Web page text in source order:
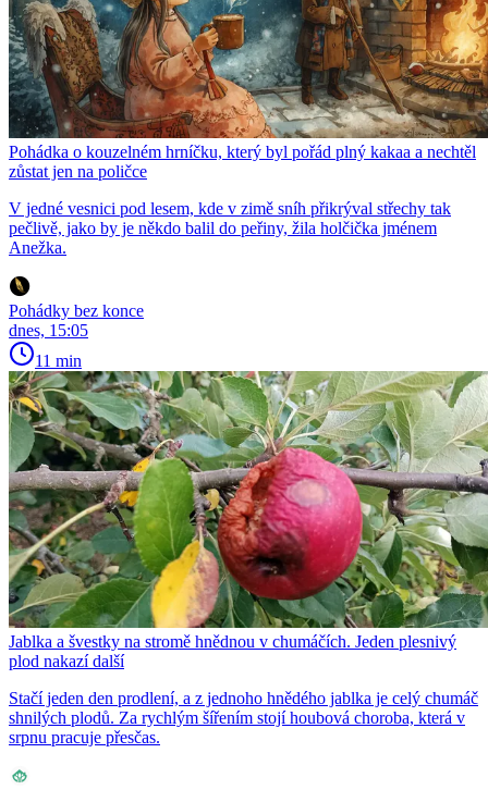
Pohádka o kouzelném hrníčku, který byl pořád plný kakaa a nechtěl
zůstat jen na poličce
V jedné vesnici pod lesem, kde v zimě sníh přikrýval střechy tak
pečlivě, jako by je někdo balil do peřiny, žila holčička jménem
Anežka.
Pohádky bez konce
dnes, 15:05
11 min
Jablka a švestky na stromě hnědnou v chumáčích. Jeden plesnivý
plod nakazí další
Stačí jeden den prodlení, a z jednoho hnědého jablka je celý chumáč
shnilých plodů. Za rychlým šířením stojí houbová choroba, která v
srpnu pracuje přesčas.